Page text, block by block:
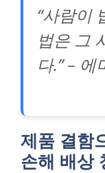
“사람이
법은 그
다.” – 에
제품 결함
손해 배상